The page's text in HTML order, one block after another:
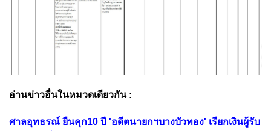
อ่านข่าวอื่นในหมวดเดียวกัน :
ศาลอุทธรณ์ ยืนคุก10 ปี 'อดีตนายกฯบางบัวทอง' เรียกเงินผู้รับ